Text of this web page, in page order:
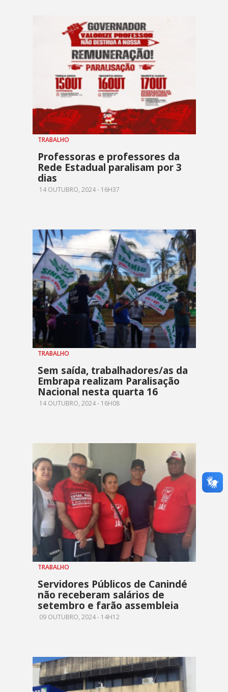
TRABALHO
Professoras e professores da
Rede Estadual paralisam por 3
dias
14 OUTUBRO, 2024 - 16H37
TRABALHO
Sem saída, trabalhadores/as da
Embrapa realizam Paralisação
Nacional nesta quarta 16
14 OUTUBRO, 2024 - 16H08
TRABALHO
Servidores Públicos de Canindé
não receberam salários de
setembro e farão assembleia
09 OUTUBRO, 2024 - 14H12